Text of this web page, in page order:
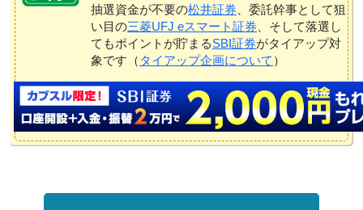
抽選資金が不要の松井証券 、委託幹事として狙
い目の三菱UFJ eスマート証券 、そして落選し
てもポイントが貯まるSBI証券がタイアップ対
象です（ タイアップ企画について ）